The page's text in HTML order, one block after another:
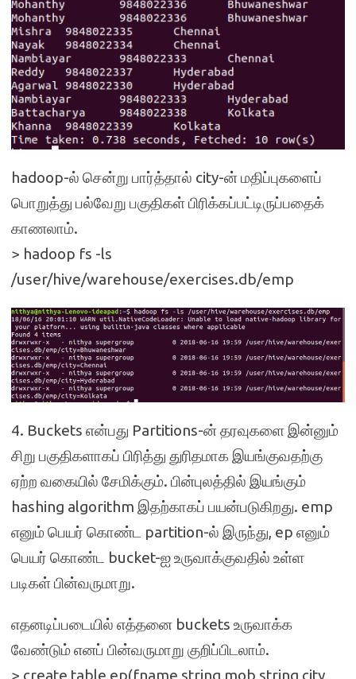
hadoop-ல் சென்று பார்த்தால் city-ன் மதிப்புகளைப்
பொறுத்து பல்வேறு பகுதிகள் பிரிக்கப்பட்டிருப்பதைக்
காணலாம்.
> hadoop fs -ls
/user/hive/warehouse/exercises.db/emp
4. Buckets என்பது Partitions-ன் தரவுகளை இன்னும்
சிறு பகுதிகளாகப் பிரித்து துரிதமாக இயங்குவதற்கு
ஏற்ற வகையில் சேமிக்கும். பின்புலத்தில் இயங்கும்
hashing algorithm இதற்காகப் பயன்படுகிறது. emp
எனும் பெயர் கொண்ட partition-ல் இருந்து, ep எனும்
பெயர் கொண்ட bucket-ஐ உருவாக்குவதில் உள்ள
படிகள் பின்வருமாறு.
எதனடிப்படையில் எத்தனை buckets உருவாக்க
வேண்டும் எனப் பின்வருமாறு குறிப்பிடலாம்.
> create table ep(fname string,mob string,city